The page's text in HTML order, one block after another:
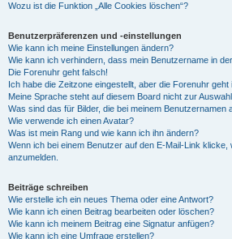
Wozu ist die Funktion „Alle Cookies löschen“?
Benutzerpräferenzen und -einstellungen
Wie kann ich meine Einstellungen ändern?
Wie kann ich verhindern, dass mein Benutzername in
Die Forenuhr geht falsch!
Ich habe die Zeitzone eingestellt, aber die Forenuhr geht
Meine Sprache steht auf diesem Board nicht zur
Was sind das für Bilder, die bei meinem Benutzernamen
Wie verwende ich einen Avatar?
Was ist mein Rang und wie kann ich ihn ändern?
Wenn ich bei einem Benutzer auf den E-Mail-Link
anzumelden.
Beiträge schreiben
Wie erstelle ich ein neues Thema oder eine Antwort?
Wie kann ich einen Beitrag bearbeiten oder löschen?
Wie kann ich meinem Beitrag eine Signatur anfügen?
Wie kann ich eine Umfrage erstellen?